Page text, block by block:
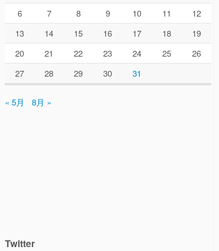
6
7 8 9 10 11
12
13
14 15 16 17 18
19
20
21 22 23 24 25
26
27
28 29 30 31
« 5月 8月 »
Twitter